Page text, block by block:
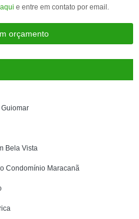
e entre em contato por email.
orçamento
Bela Vista
Condomínio Maracanã